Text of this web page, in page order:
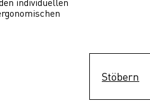
Stöbern